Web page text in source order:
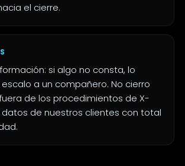
el cierre.
si algo no consta, lo
a un compañero. No cierro
de los procedimientos de X-
datos de nuestros clientes con total